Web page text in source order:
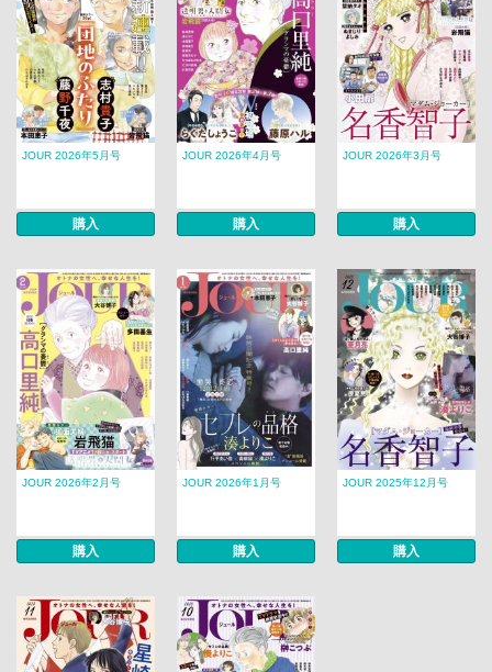
JOUR 2026年5月号
購入
JOUR 2026年4月号
購入
JOUR 2026年3月号
購入
JOUR 2026年2月号
購入
JOUR 2026年1月号
購入
JOUR 2025年12月号
購入